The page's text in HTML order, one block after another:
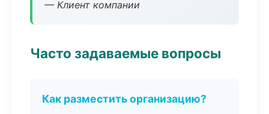
— Клиент компании
Часто задаваемые вопросы
Как разместить организацию?